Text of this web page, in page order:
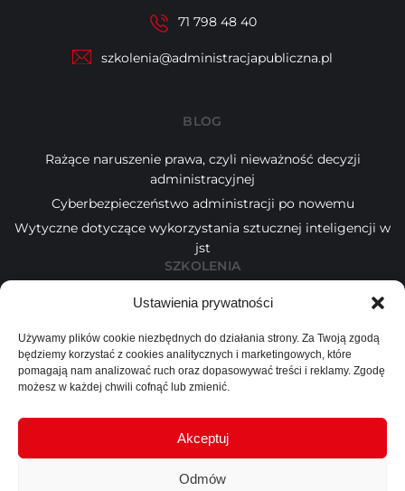
Ustawienia prywatności
Używamy plików cookie niezbędnych do działania strony. Za Twoją zgodą
będziemy korzystać z cookies analitycznych i marketingowych, które
pomagają nam analizować ruch oraz dopasowywać treści i reklamy. Zgodę
możesz w każdej chwili cofnąć lub zmienić.
Akceptuj
Odmów
71 798 48 40
szkolenia@administracjapubliczna.pl
BLOG
Rażące naruszenie prawa, czyli nieważność decyzji
administracyjnej
Cyberbezpieczeństwo administracji po nowemu
Wytyczne dotyczące wykorzystania sztucznej inteligencji w
jst
SZKOLENIA
Kalendarz
Wykładowcy
INFORMACJE
O nas
Kontakt